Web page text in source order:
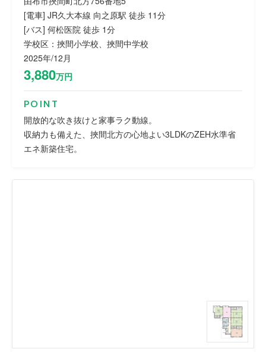
[電車] JR久大本線 向之原駅 徒歩 11分
[バス] 何松医院 徒歩 1分
学校区：挾間小学校、挾間中学校
2025年/12月
3,880万円
POINT
開放的な吹き抜けと家事ラク動線。
収納力も備えた、挾間北方の心地よい3LDKのZEH水準省
エネ新築住宅。